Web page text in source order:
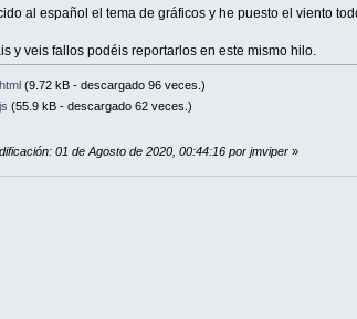
al español el tema de gráficos y he puesto el viento
y veis fallos podéis reportarlos en este mismo hilo.
(9.72 kB - descargado 96 veces.)
(55.9 kB - descargado 62 veces.)
01 de Agosto de 2020, 00:44:16 por jmviper»